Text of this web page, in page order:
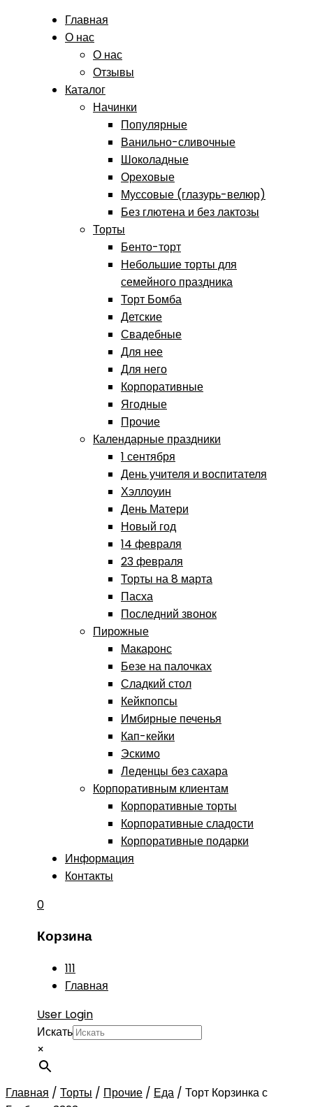
Главная
О нас
О нас
Отзывы
Каталог
Начинки
Популярные
Ванильно-сливочные
Шоколадные
Ореховые
Муссовые (глазурь-велюр)
Без глютена и без лактозы
Торты
Бенто-торт
Небольшие торты для
семейного праздника
Торт Бомба
Детские
Свадебные
Для нее
Для него
Корпоративные
Ягодные
Прочие
Календарные праздники
1 сентября
День учителя и воспитателя
Хэллоуин
День Матери
Новый год
14 февраля
23 февраля
Торты на 8 марта
Пасха
Последний звонок
Пирожные
Макаронс
Безе на палочках
Сладкий стол
Кейкпопсы
Имбирные печенья
Кап-кейки
Эскимо
Леденцы без сахара
Корпоративным клиентам
Корпоративные торты
Корпоративные сладости
Корпоративные подарки
Информация
Контакты
0
Корзина
111
Главная
User Login
Искать
×
Главная / Торты / Прочие / Еда / Торт Корзинка с